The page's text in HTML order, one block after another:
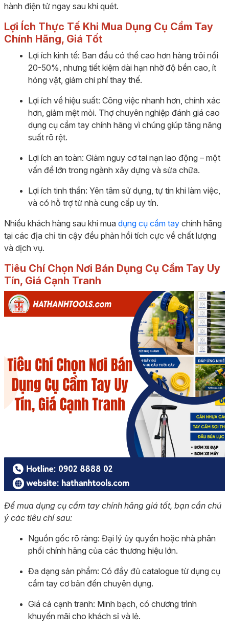
hành điện tử ngay sau khi quét.
Lợi Ích Thực Tế Khi Mua Dụng Cụ Cầm Tay
Chính Hãng, Giá Tốt
Lợi ích kinh tế: Ban đầu có thể cao hơn hàng trôi nổi
20-50%, nhưng tiết kiệm dài hạn nhờ độ bền cao, ít
hỏng vặt, giảm chi phí thay thế.
Lợi ích về hiệu suất: Công việc nhanh hơn, chính xác
hơn, giảm mệt mỏi. Thợ chuyên nghiệp đánh giá cao
dụng cụ cầm tay chính hãng vì chúng giúp tăng năng
suất rõ rệt.
Lợi ích an toàn: Giảm nguy cơ tai nạn lao động – một
vấn đề lớn trong ngành xây dựng và sửa chữa.
Lợi ích tinh thần: Yên tâm sử dụng, tự tin khi làm việc,
và có hỗ trợ từ nhà cung cấp uy tín.
Nhiều khách hàng sau khi mua dụng cụ cầm tay chính hãng
tại các địa chỉ tin cậy đều phản hồi tích cực về chất lượng
và dịch vụ.
Tiêu Chí Chọn Nơi Bán Dụng Cụ Cầm Tay Uy
Tín, Giá Cạnh Tranh
Để mua dụng cụ cầm tay chính hãng giá tốt, bạn cần chú
ý các tiêu chí sau:
Nguồn gốc rõ ràng: Đại lý ủy quyền hoặc nhà phân
phối chính hãng của các thương hiệu lớn.
Đa dạng sản phẩm: Có đầy đủ catalogue từ dụng cụ
cầm tay cơ bản đến chuyên dụng.
Giá cả cạnh tranh: Minh bạch, có chương trình
khuyến mãi cho khách sỉ và lẻ.